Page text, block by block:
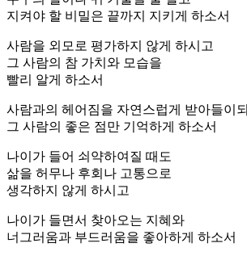
지켜야 할 비밀은 끝까지 지키게 하소서
사람을 외모로 평가하지 않게 하시고
그 사람의 참 가치와 모습을
빨리 알게 하소서
사람과의 헤어짐을 자연스럽게 받아들이되
그 사람의 좋은 점만 기억하게 하소서
나이가 들어 쇠약하여질 때도
삶을 허무나 후회나 고통으로
생각하지 않게 하시고
나이가 들면서 찾아오는 지혜와
너그러움과 부드러움을 좋아하게 하소서